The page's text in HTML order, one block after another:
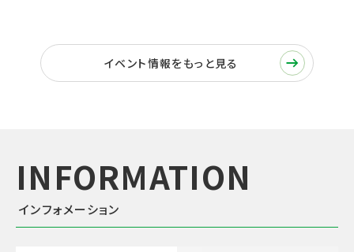
イベント情報をもっと見る
インフォメーション